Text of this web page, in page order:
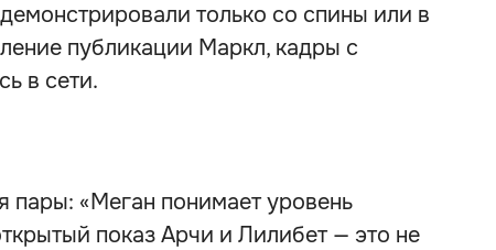
только со спины или в
публикации Маркл, кадры с
в сети.
«Меган понимает уровень
показ Арчи и Лилибет — это не